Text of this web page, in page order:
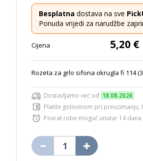
Besplatna dostava na sve
Ponuda vrijedi za narudžbe
Cijena 5,20 €
Rozeta za grlo sifona okrugla fi 114
Dostavljamo već od 18.08.2026
Platite gotovinom pri
Povrat robe moguć unutar 14 dana